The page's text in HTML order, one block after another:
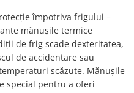
împotriva frigului –
mănușile termice
de frig scade dexteritatea,
de accidentare sau
scăzute. Mănușile
special pentru a oferi